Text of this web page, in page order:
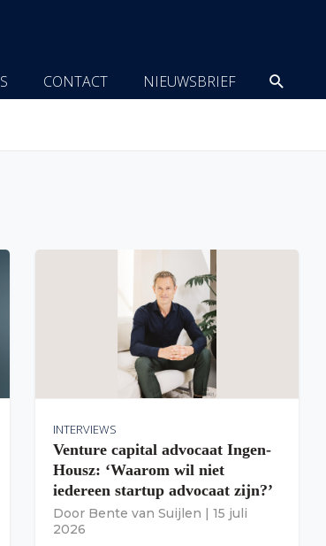
CONTACT NIEUWSBRIEF
INTERVIEWS
Venture capital advocaat Ingen-
Housz: ‘Waarom wil niet
iedereen startup advocaat zijn?’
Door Bente van Suijlen | 15 juli
2026